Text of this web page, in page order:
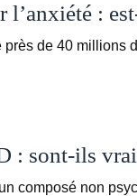
l’anxiété :
près de 40
: sont-ils
composé non